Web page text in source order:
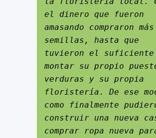
el dinero que fueron
amasando compraron más
semillas, hasta que
tuvieron el suficiente
montar su propio
verduras y su propia
floristería. De ese
como finalmente
construir una nueva
comprar ropa nueva